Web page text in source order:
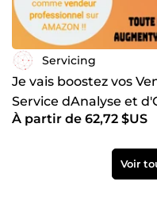
Servicing
Je vais boostez vos
Service dAnalyse et
Produit
À partir de 62,72 $US
Voir